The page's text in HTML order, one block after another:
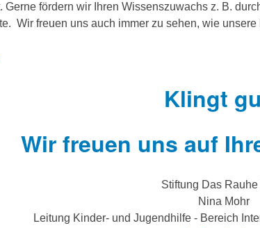
fördern wir Ihren Wissenszuwachs z. B.
Wir freuen uns auch immer zu sehen, wie
Klingt
Wir freuen uns auf
Stiftung Das
Nina Mohr
Leitung Kinder- und Jugendhilfe - Bereich